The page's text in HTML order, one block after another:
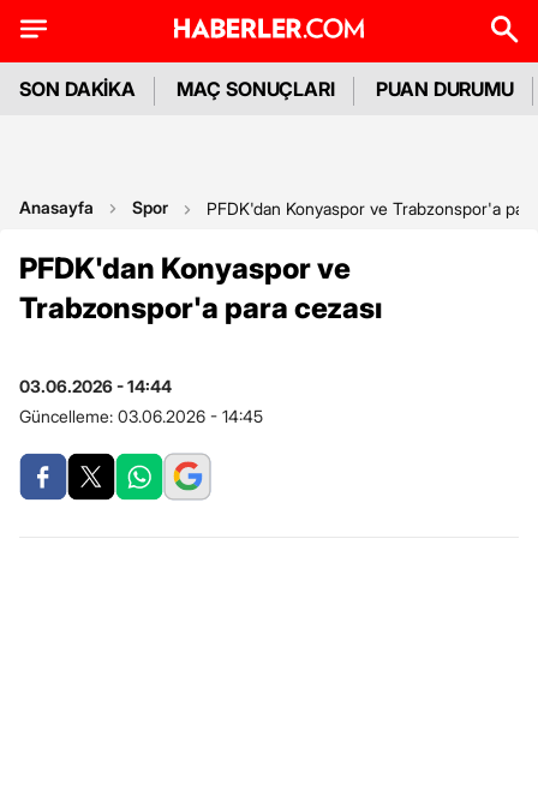
SON DAKİKA MAÇ SONUÇLARI PUAN DURUMU
Anasayfa Spor PFDK'dan Konyaspor ve Trabzonspor'a para
PFDK'dan Konyaspor ve
Trabzonspor'a para cezası
03.06.2026 - 14:44
Güncelleme: 03.06.2026 - 14:45